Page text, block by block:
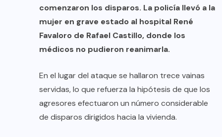
comenzaron los disparos. La policía llevó a la
mujer en grave estado al hospital René
Favaloro de Rafael Castillo, donde los
médicos no pudieron reanimarla.
En el lugar del ataque se hallaron trece vainas
servidas, lo que refuerza la hipótesis de que los
agresores efectuaron un número considerable
de disparos dirigidos hacia la vivienda.